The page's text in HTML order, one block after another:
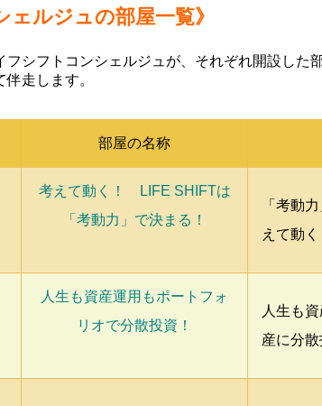
トコンシェル
シフトコンシェルジュが、それぞれ開設した
走します。
部屋の名称
考えて動く！ LIFE SHIFTは
「考動力」で決まる！
「考動
えて動く
人生も資産運用もポートフォ
リオで分散投資！
人生も
産に分散